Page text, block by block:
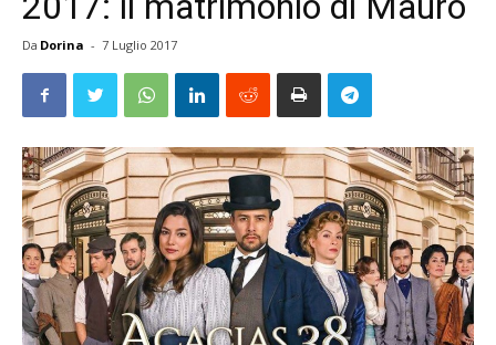
Da Dorina - 7 Luglio 2017